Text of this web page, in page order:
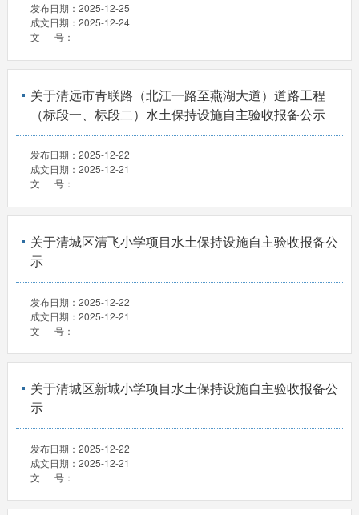
发布日期： 2025-12-25
成文日期： 2025-12-24
文 号：
关于清远市青联路（北江一路至燕湖大道）道路工程
（标段一、标段二）水土保持设施自主验收报备公示
发布日期： 2025-12-22
成文日期： 2025-12-21
文 号：
关于清城区清飞小学项目水土保持设施自主验收报备公
示
发布日期： 2025-12-22
成文日期： 2025-12-21
文 号：
关于清城区新城小学项目水土保持设施自主验收报备公
示
发布日期： 2025-12-22
成文日期： 2025-12-21
文 号：